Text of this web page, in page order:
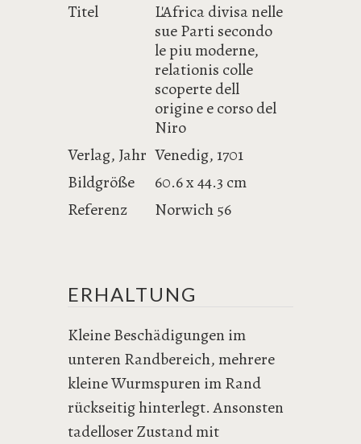
Titel
L'Africa divisa nelle
sue Parti secondo
le piu moderne,
relationis colle
scoperte dell
origine e corso del
Niro
Verlag, Jahr Venedig, 1701
Bildgröße
60.6 x 44.3 cm
Referenz
Norwich 56
ERHALTUNG
Kleine Beschädigungen im
unteren Randbereich, mehrere
kleine Wurmspuren im Rand
rückseitig hinterlegt. Ansonsten
tadelloser Zustand mit